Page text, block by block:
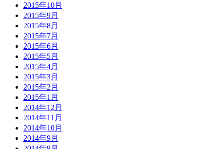
2015年10月
2015年9月
2015年8月
2015年7月
2015年6月
2015年5月
2015年4月
2015年3月
2015年2月
2015年1月
2014年12月
2014年11月
2014年10月
2014年9月